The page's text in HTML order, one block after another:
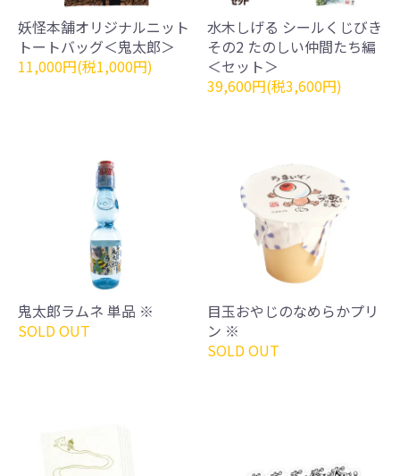
妖怪本舗オリジナルニット
トートバッグ＜鬼太郎＞
11,000円(税1,000円)
水木しげる シールくじびき
その2 たのしい仲間たち編
＜セット＞
39,600円(税3,600円)
鬼太郎ラムネ 単品 ※
SOLD OUT
目玉おやじのなめらかプリ
ン ※
SOLD OUT